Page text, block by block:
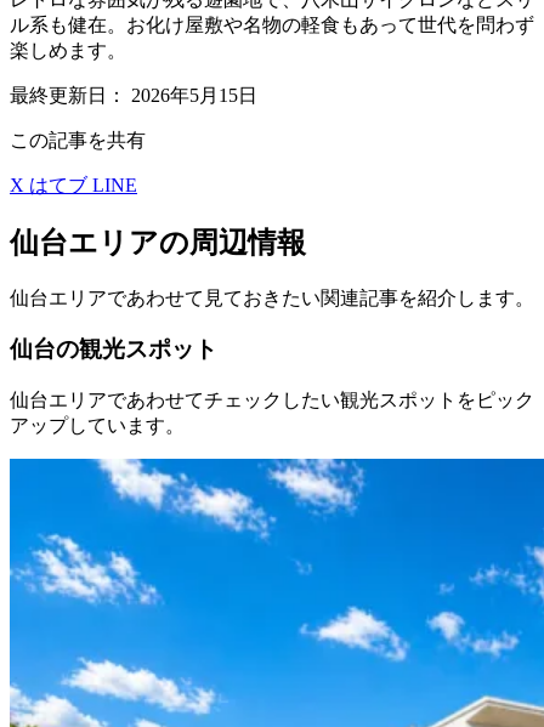
ル系も健在。お化け屋敷や名物の軽食もあって世代を問わず
楽しめます。
最終更新日： 2026年5月15日
この記事を共有
X はてブ LINE
仙台エリアの周辺情報
仙台エリアであわせて見ておきたい関連記事を紹介します。
仙台の観光スポット
仙台エリアであわせてチェックしたい観光スポットをピック
アップしています。